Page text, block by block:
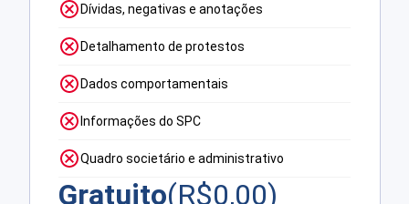
Dívidas, negativas e anotações
Detalhamento de protestos
Dados comportamentais
Informações do SPC
Quadro societário e administrativo
Gratuito(R$0,00)